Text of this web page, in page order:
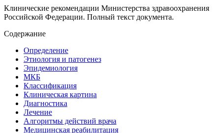
Клинические рекомендации Министерства здравоохранения
Российской Федерации. Полный текст документа.
Содержание
Определение
Этиология и патогенез
Эпидемиология
МКБ
Классификация
Клиническая картина
Диагностика
Лечение
Алгоритмы действий врача
Медицинская реабилитация